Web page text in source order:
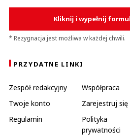
Kliknij i wypełnij
* Rezygnacja jest możliwa w każdej chwili.
PRZYDATNE LINKI
Zespół redakcyjny Współpraca
Twoje konto
Zarejestruj się
Regulamin
Polityka
prywatności